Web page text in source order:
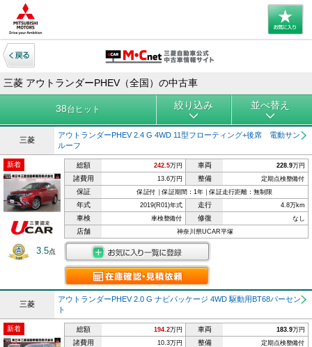
三菱 アウトランダーPHEV（全国）の中古車
38台ヒット 絞り込み 並べ替え
三菱
アウトランダーPHEV 2.4 G 4WD 11型フローティング+後席 電動サン
ルーフ
新着
3.5点
総額 242.5万円 車両 228.9万円
諸費用 13.6万円 整備 定期点検整備付
保証 保証付｜保証期間：1年｜保証走行距離：無制限
年式 2019(R01)年式 走行 4.8万km
車検 車検整備付 修復 なし
店舗 神奈川県UCAR平塚
三菱
アウトランダーPHEV 2.0 G ナビパッケージ 4WD 駆動用BT68パーセン
ト
新着 総額 194.2万円 車両 183.9万円
諸費用 10.3万円 整備 定期点検整備付